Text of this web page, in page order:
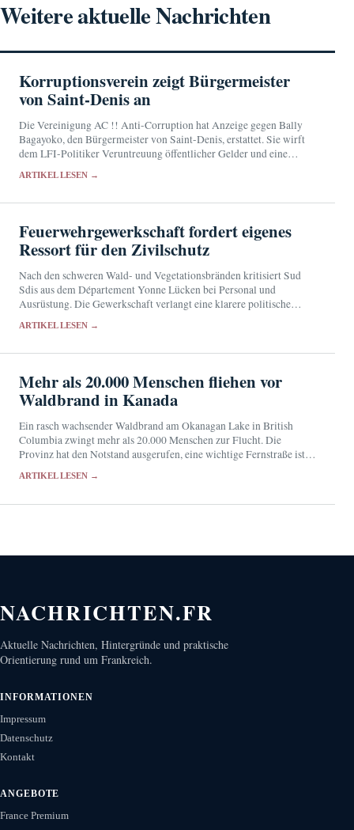
Weitere aktuelle Nachrichten
Korruptionsverein zeigt Bürgermeister
von Saint-Denis an
Die Vereinigung AC !! Anti-Corruption hat Anzeige gegen Bally
Bagayoko, den Bürgermeister von Saint-Denis, erstattet. Sie wirft
dem LFI-Politiker Veruntreuung öffentlicher Gelder und eine
Anschuldigungen.
ARTIKEL LESEN →
Feuerwehrgewerkschaft fordert eigenes
Ressort für den Zivilschutz
Nach den schweren Wald- und Vegetationsbränden kritisiert Sud
Sdis aus dem Département Yonne Lücken bei Personal und
Ausrüstung. Die Gewerkschaft verlangt eine klarere politische
ARTIKEL LESEN →
Mehr als 20.000 Menschen fliehen vor
Waldbrand in Kanada
Ein rasch wachsender Waldbrand am Okanagan Lake in British
Columbia zwingt mehr als 20.000 Menschen zur Flucht. Die
Provinz hat den Notstand ausgerufen, eine wichtige Fernstraße ist
ARTIKEL LESEN →
NACHRICHTEN.FR
Aktuelle Nachrichten, Hintergründe und praktische
Orientierung rund um Frankreich.
INFORMATIONEN
Impressum
Datenschutz
Kontakt
ANGEBOTE
France Premium